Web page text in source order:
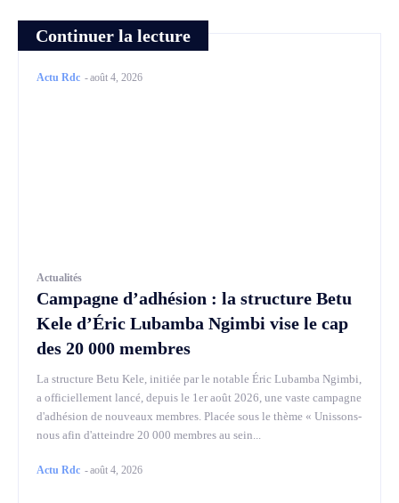
Continuer la lecture
Actu Rdc -août 4, 2026
Actualités
Campagne d’adhésion : la structure Betu
Kele d’Éric Lubamba Ngimbi vise le cap
des 20 000 membres
La structure Betu Kele, initiée par le notable Éric Lubamba Ngimbi,
a officiellement lancé, depuis le 1er août 2026, une vaste campagne
d'adhésion de nouveaux membres. Placée sous le thème « Unissons-
nous afin d'atteindre 20 000 membres au sein...
Actu Rdc -août 4, 2026